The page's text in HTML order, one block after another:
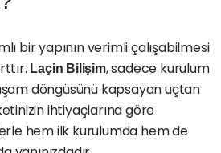
bir yapının verimli çalışabilmesi
Laçin Bilişim, sadece kurulum
döngüsünü kapsayan uçtan
ihtiyaçlarına göre
hem ilk kurulumda hem de